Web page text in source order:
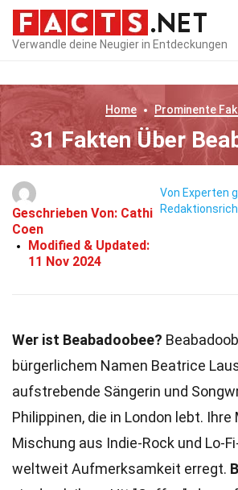
Verwandle deine Neugier in Entdeckungen
Home Prominente
31 Fakten Über
Geschrieben Von: Cathi
Coen
Modified & Updated:
11 Nov 2024
Von Experten
Wer ist Beabadoobee?
bürgerlichem Namen Beatrice
aufstrebende Sängerin und
Philippinen, die in London lebt. Ihre
Mischung aus Indie-Rock und Lo-
weltweit Aufmerksamkeit erregt.